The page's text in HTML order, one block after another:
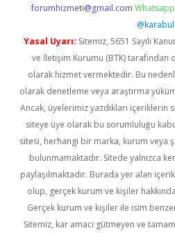
forumhizmeti@gmail.com
@karabul
Yasal Uyarı: Sitemiz, 5651 Sayılı
ve İletişim Kurumu (BTK) tarafından
olarak hizmet vermektedir. Bu
olarak denetleme veya araştırma
Ancak, üyelerimiz yazdıkları içeriklerin
siteye üye olarak bu sorumluluğu
sitesi, herhangi bir marka, kurum veya
bulunmamaktadır. Sitede yalnızca
paylaşılmaktadır. Burada yer alan
olup, gerçek kurum ve kişiler
Gerçek kurum ve kişiler ile isim
Sitemiz, kar amacı gütmeyen ve